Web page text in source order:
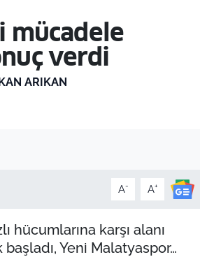
mücadele
verdi
ARIKAN
A- A+
hücumlarına karşı alanı
Yeni Malatyaspor…